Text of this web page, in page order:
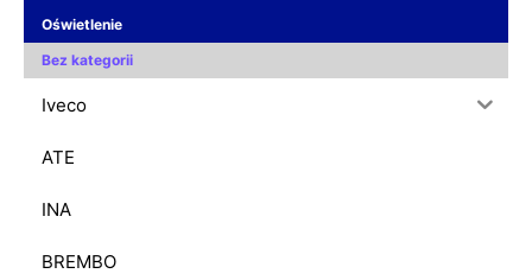
Oświetlenie
Bez kategorii
Iveco
ATE
INA
BREMBO